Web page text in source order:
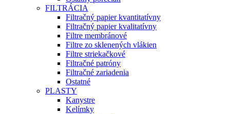
FILTRÁCIA
Filtračný papier kvantitatívny
Filtračný papier kvalitatívny
Filtre membránové
Filtre zo sklenených vlákien
Filtre striekačkové
Filtračné patróny
Filtračné zariadenia
Ostatné
PLASTY
Kanystre
Kelímky